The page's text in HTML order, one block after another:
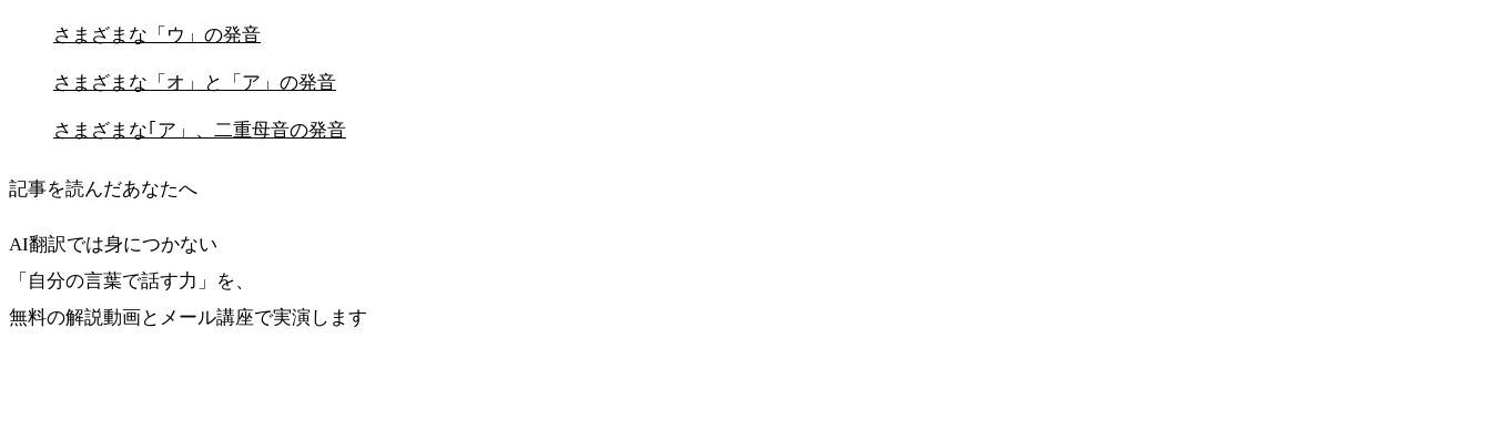
さまざまな「ウ」の発音
さまざまな「オ」と「ア」の発音
さまざまな｢ア」、二重母音の発音
記事を読んだあなたへ
AI翻訳では身につかない
「自分の言葉で話す力」を、
無料の解説動画とメール講座で実演します